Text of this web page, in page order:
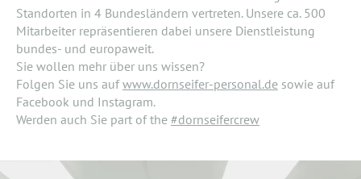
Standorten in 4 Bundesländern vertreten. Unsere ca. 500
Mitarbeiter repräsentieren dabei unsere Dienstleistung
bundes- und europaweit.
Sie wollen mehr über uns wissen?
Folgen Sie uns aufwww.dornseifer-personal.de sowie auf
Facebook und Instagram.
Werden auch Sie part of the #dornseifercrew